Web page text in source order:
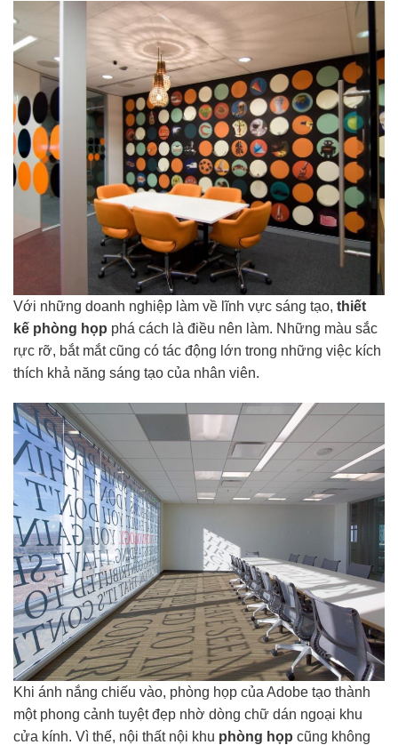
Với những doanh nghiệp làm về lĩnh vực sáng tạo, thiết
kế phòng họp phá cách là điều nên làm. Những màu sắc
rực rỡ, bắt mắt cũng có tác động lớn trong những việc kích
thích khả năng sáng tạo của nhân viên.
Khi ánh nắng chiếu vào, phòng họp của Adobe tạo thành
một phong cảnh tuyệt đẹp nhờ dòng chữ dán ngoại khu
cửa kính. Vì thế, nội thất nội khu phòng họp cũng không